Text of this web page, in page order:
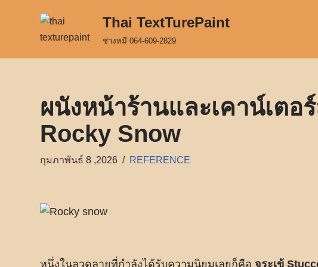
Thai TextTurePaint
ช่างหมี 064-609-2829
ผนังหน้าร้านและเคาน์เตอ
Rocky Snow
กุมภาพันธ์ 8 ,2026 REFERENCE
หนึ่งในลวดลายที่กำลังได้รับความนิยมเลยก็คือ จระเข้